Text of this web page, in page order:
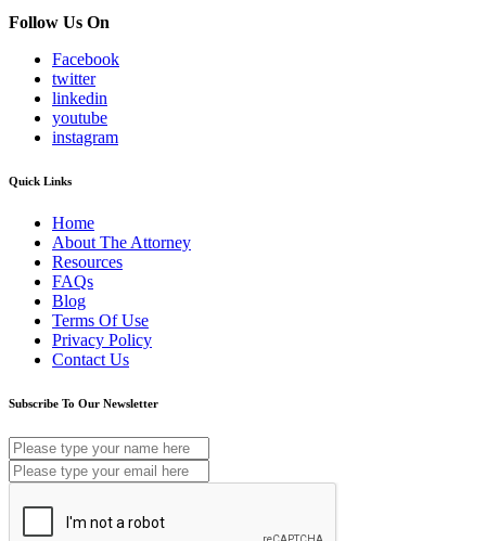
Follow Us On
Facebook
twitter
linkedin
youtube
instagram
Quick Links
Home
About The Attorney
Resources
FAQs
Blog
Terms Of Use
Privacy Policy
Contact Us
Subscribe To Our Newsletter